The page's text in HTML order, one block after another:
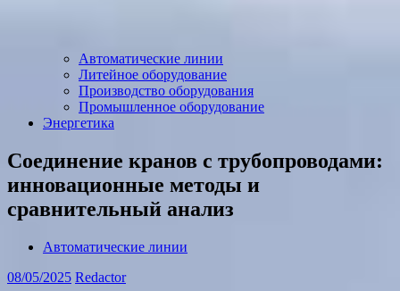
Автоматические линии
Литейное оборудование
Производство оборудования
Промышленное оборудование
Энергетика
Соединение кранов с трубопроводами:
инновационные методы и
сравнительный анализ
Автоматические линии
08/05/2025 Redactor